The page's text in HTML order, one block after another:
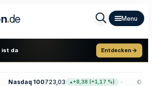
.de
ist da Entdecken →
Nasdaq 100723,03 +8,38 (+1,17 %) Gold